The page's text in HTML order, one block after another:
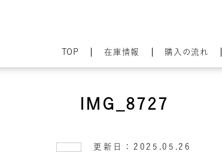
TOP 在庫情報 購入の流れ
IMG_8727
更新日：2025.05.26